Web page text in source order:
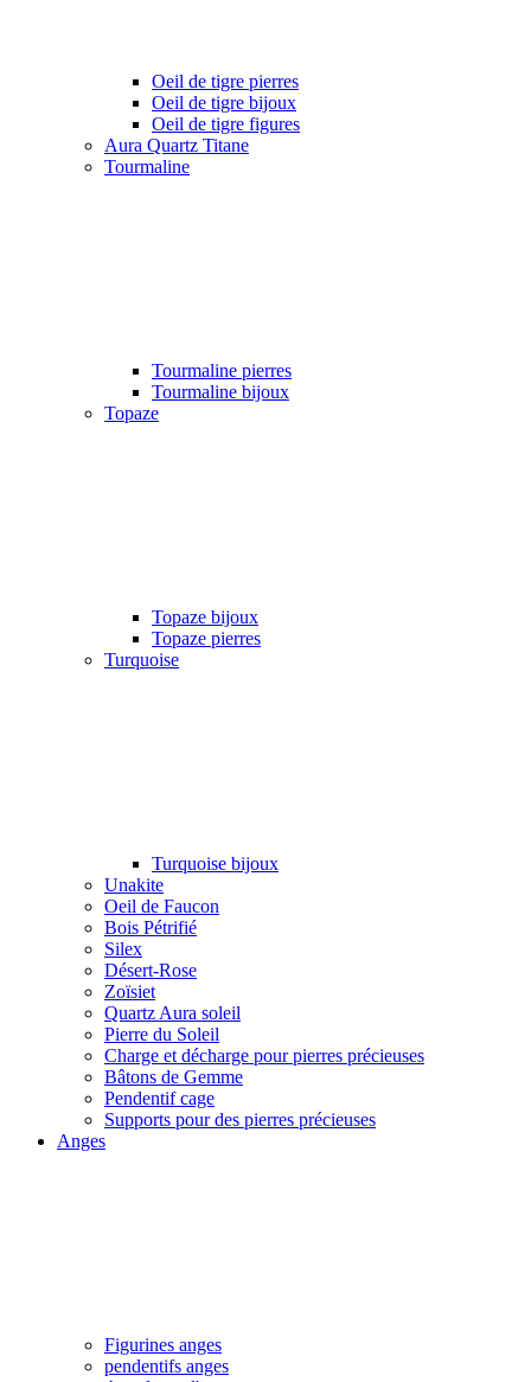
Oeil de tigre pierres
Oeil de tigre bijoux
Oeil de tigre figures
Aura Quartz Titane
Tourmaline
Tourmaline pierres
Tourmaline bijoux
Topaze
Topaze bijoux
Topaze pierres
Turquoise
Turquoise bijoux
Unakite
Oeil de Faucon
Bois Pétrifié
Silex
Désert-Rose
Zoïsiet
Quartz Aura soleil
Pierre du Soleil
Charge et décharge pour pierres précieuses
Bâtons de Gemme
Pendentif cage
Supports pour des pierres précieuses
Anges
Figurines anges
pendentifs anges